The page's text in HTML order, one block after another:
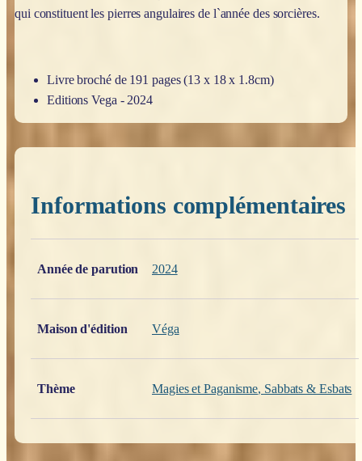
qui constituent les pierres angulaires de l`année des sorcières.
Livre broché de 191 pages (13 x 18 x 1.8cm)
Editions Vega - 2024
Informations complémentaires
Année de parution
2024
Maison d'édition Véga
Thème Magies et Paganisme, Sabbats & Esbats